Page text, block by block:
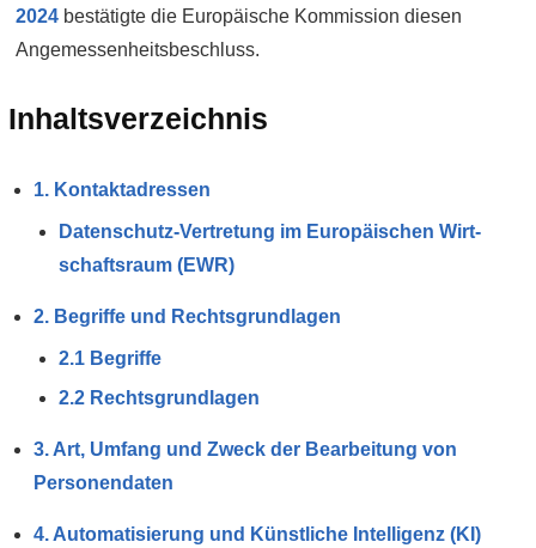
2024 bestätigte die Euro­päische Kommission diesen
Angemessen­heits­beschluss.
Inhalts­verzeichnis
1. Kontakt­adressen
Daten­schutz-Vertretung im Europäischen Wirt­
schafts­raum (EWR)
2. Begriffe und Rechts­grundlagen
2.1 Begriffe
2.2 Rechts­grundlagen
3. Art, Umfang und Zweck der Bearbeitung von
Personen­daten
4. Auto­matisierung und Künst­liche Intelli­genz (KI)